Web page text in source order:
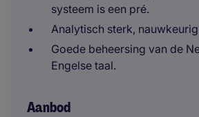
systeem is een pré.
Analytisch sterk,
Goede beheersing van de
Engelse taal.
Aanbod